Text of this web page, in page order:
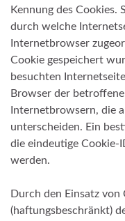
Kennung des Cookies.
durch welche
Internetbrowser
Cookie gespeichert
besuchten
Browser der
Internetbrowsern, die
unterscheiden. Ein
die eindeutige
werden.
Durch den Einsatz
(haftungsbeschränkt)